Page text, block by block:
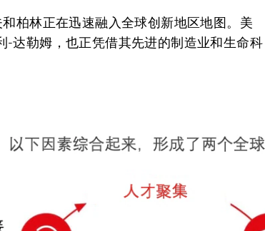
柏林正在迅速融入全球创新地区地图。美
-达勒姆，也正凭借其先进的制造业和生命科